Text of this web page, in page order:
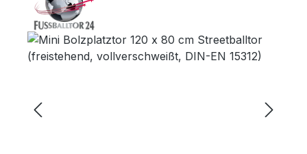
Bildergalerie überspringen